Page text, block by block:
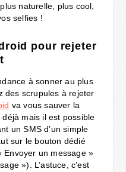
naturelle, plus cool,
selfies !
pour rejeter
à sonner au plus
des scrupules à rejeter
va vous sauver la
mais il est possible
un SMS d’un simple
sur le bouton dédié
Envoyer un message »
»). L’astuce, c’est